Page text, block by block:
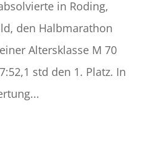
in Roding,
den Halbmarathon
Altersklasse M 70
std den 1. Platz. In